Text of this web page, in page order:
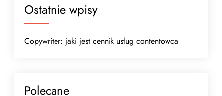
Ostatnie wpisy
Copywriter: jaki jest cennik usług contentowca
Polecane